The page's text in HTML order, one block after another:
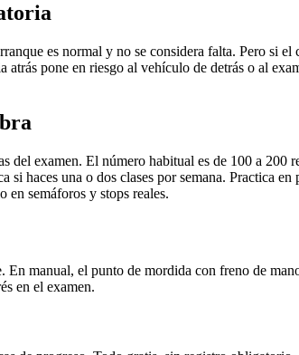
es normal y no se considera falta. Pero si
pone en riesgo al vehículo de detrás o al
del examen. El número habitual es de 100 a 200
haces una o dos clases por semana. Practica
en semáforos y stops reales.
manual, el punto de mordida con freno de
en el examen.